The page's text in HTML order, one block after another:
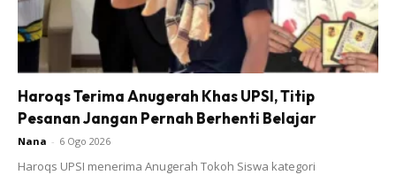
Haroqs Terima Anugerah Khas UPSI, Titip
Pesanan Jangan Pernah Berhenti Belajar
Nana - 6 Ogo 2026
Haroqs UPSI menerima Anugerah Tokoh Siswa kategori